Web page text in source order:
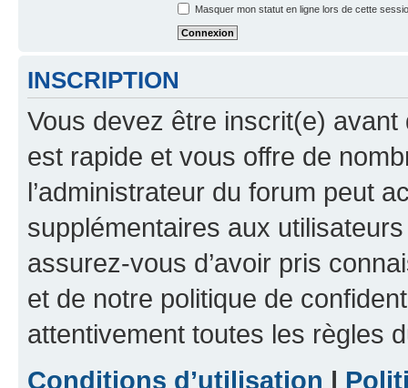
Masquer mon statut en ligne lors de cette
INSCRIPTION
Vous devez être inscrit(e) avant
est rapide et vous offre de
l’administrateur du forum peut
supplémentaires aux
assurez-vous d’avoir pris
et de notre politique de
attentivement toutes les règles
Conditions d’utilisation |